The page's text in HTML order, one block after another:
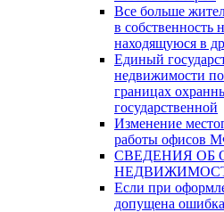
Все больше
в собственность
находящуюся в
Единый
недвижимости
границах
государственной
Изменение
работы офисов
СВЕДЕНИЯ ОБ
Если при
допущена